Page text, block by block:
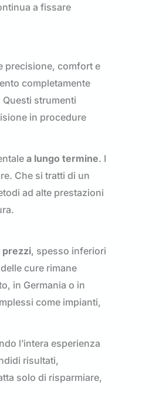
a fissare
precisione, comfort e
completamente
strumenti
in procedure
a lungo termine. I
Che si tratti di un
ad alte prestazioni
prezzi, spesso inferiori
cure rimane
in Germania o in
come impianti,
l’intera esperienza
risultati,
solo di risparmiare,